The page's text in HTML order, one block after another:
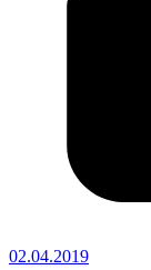
02.04.2019